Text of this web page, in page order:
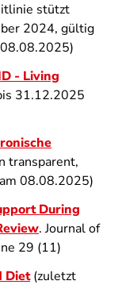
stützt
2024, gültig
- Living
31.12.2025
transparent,
08.08.2025)
During
. Journal of
29 (11)
Diet(zuletzt